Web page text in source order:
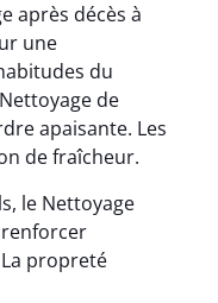
après décès à
une
du
de
apaisante. Les
de fraîcheur.
le Nettoyage
propreté